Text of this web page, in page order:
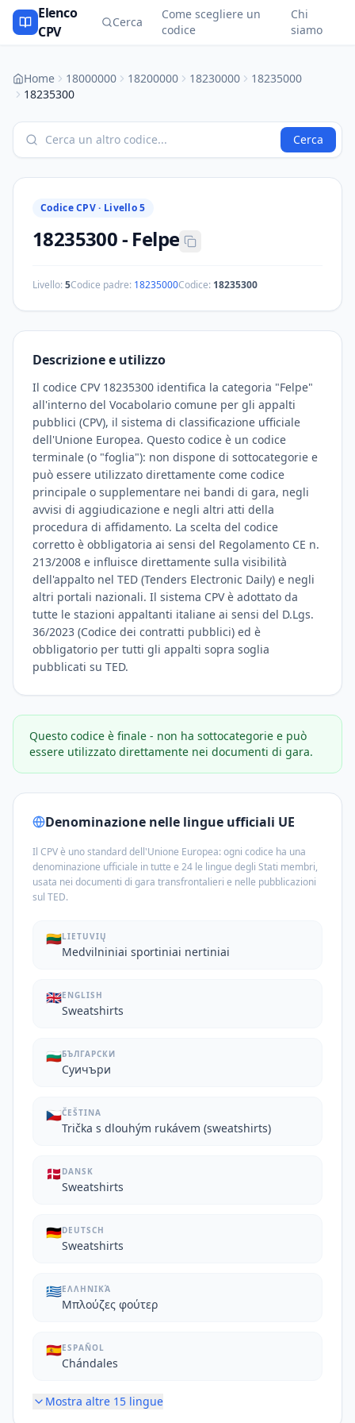
Elenco
CPV
Cerca
Come scegliere un
codice
Chi
siamo
Home 18000000 18200000 18230000
18235000
18235300
Cerca
Codice CPV · Livello 5
18235300- Felpe
Livello:5Codice padre: 18235000Codice: 18235300
Descrizione e utilizzo
Il codice CPV 18235300 identifica la categoria "Felpe"
all'interno del Vocabolario comune per gli appalti
pubblici (CPV), il sistema di classificazione ufficiale
dell'Unione Europea. Questo codice è un codice
terminale (o "foglia"): non dispone di sottocategorie e
può essere utilizzato direttamente come codice
principale o supplementare nei bandi di gara, negli
avvisi di aggiudicazione e negli altri atti della
procedura di affidamento. La scelta del codice
corretto è obbligatoria ai sensi del Regolamento CE n.
213/2008 e influisce direttamente sulla visibilità
dell'appalto nel TED (Tenders Electronic Daily) e negli
altri portali nazionali. Il sistema CPV è adottato da
tutte le stazioni appaltanti italiane ai sensi del D.Lgs.
36/2023 (Codice dei contratti pubblici) ed è
obbligatorio per tutti gli appalti sopra soglia
pubblicati su TED.
Questo codice è finale - non ha sottocategorie e può
essere utilizzato direttamente nei documenti di gara.
Denominazione nelle lingue ufficiali UE
Il CPV è uno standard dell'Unione Europea: ogni codice ha una
denominazione ufficiale in tutte e 24 le lingue degli Stati membri,
usata nei documenti di gara transfrontalieri e nelle pubblicazioni
sul TED.
🇱🇹LIETUVIŲ
Medvilniniai sportiniai nertiniai
🇬🇧ENGLISH
Sweatshirts
🇧🇬БЪЛГАРСКИ
Суичъри
🇨🇿ČEŠTINA
Trička s dlouhým rukávem (sweatshirts)
🇩🇰 DANSK
Sweatshirts
🇩🇪DEUTSCH
Sweatshirts
🇬🇷ΕΛΛΗΝΙΚΆ
Μπλούζες φούτερ
🇪🇸ESPAÑOL
Chándales
Mostra altre 15 lingue